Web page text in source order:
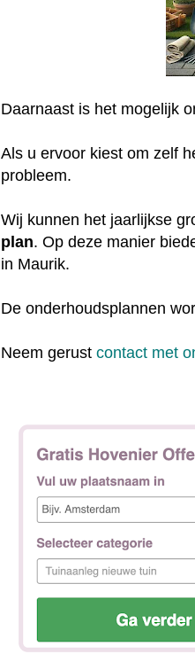
Daarnaast is het mogelijk
Als u ervoor kiest om zelf
probleem.
Wij kunnen het jaarlijkse
plan. Op deze manier
in Maurik.
De onderhoudsplannen
Neem gerustcontact met